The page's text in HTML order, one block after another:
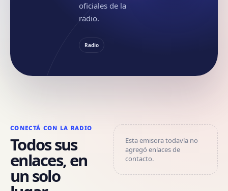
oficiales de la
radio.
Radio
CONECTÁ CON LA RADIO
Todos sus
enlaces, en
un solo
Esta emisora todavía no
agregó enlaces de
contacto.